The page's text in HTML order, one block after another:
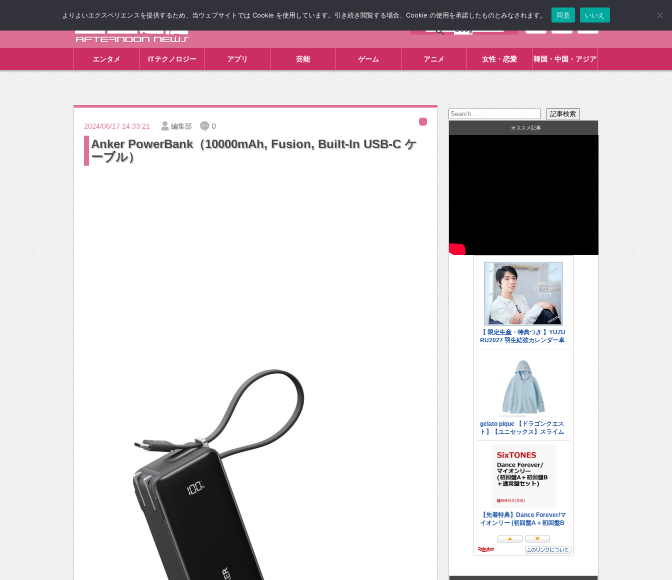
エンタメ ITテクノロジー アプリ 芸能 ゲーム アニメ 女性・恋愛 韓国・中国・アジア
2024/06/17 14:33:21 編集部 0
Anker PowerBank（10000mAh, Fusion, Built-In USB-C ケ
ーブル）
:
オススメ記事
よりよいエクスペリエンスを提供するため、当ウェブサイトでは Cookie を使用しています。引き続き閲覧する場合、Cookie の使用を承諾したものとみなされます。 同意 いいえ